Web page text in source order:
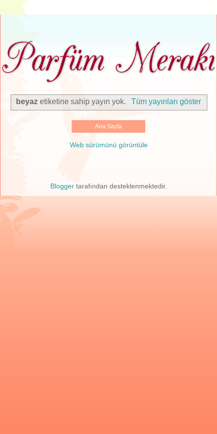
beyaz etiketine sahip yayın yok. Tüm yayınları göster
Ana Sayfa
Web sürümünü görüntüle
Bloggertarafından desteklenmektedir.